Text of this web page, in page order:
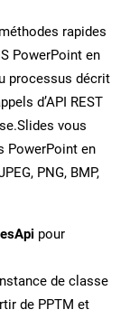
rapides
PowerPoint en
processus décrit
d’API REST
vous
PowerPoint en
PNG, BMP,
pour
de classe
de PPTM et